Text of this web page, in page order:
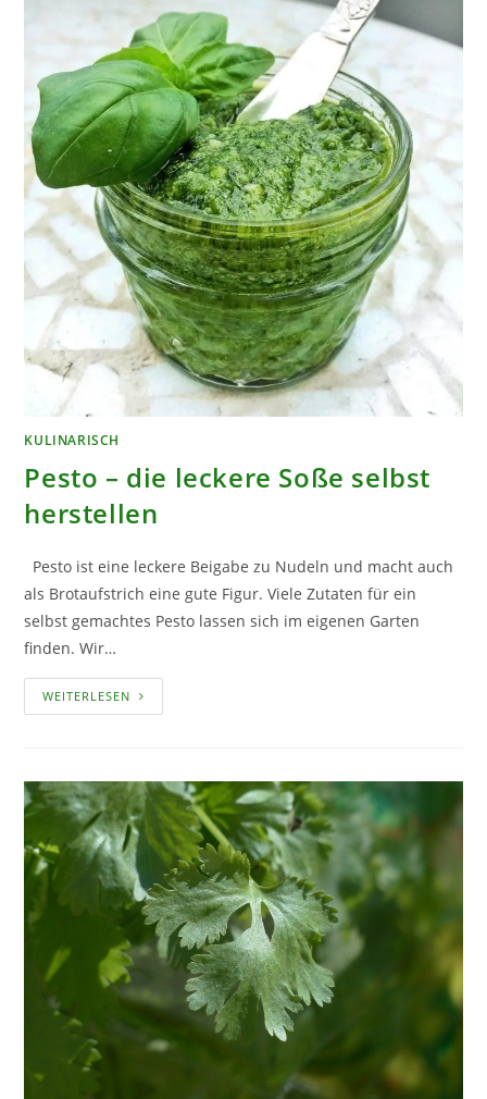
KULINARISCH
Pesto – die leckere Soße selbst
herstellen
Pesto ist eine leckere Beigabe zu Nudeln und macht auch
als Brotaufstrich eine gute Figur. Viele Zutaten für ein
selbst gemachtes Pesto lassen sich im eigenen Garten
finden. Wir…
WEITERLESEN PESTO
–
ERSTELLEN